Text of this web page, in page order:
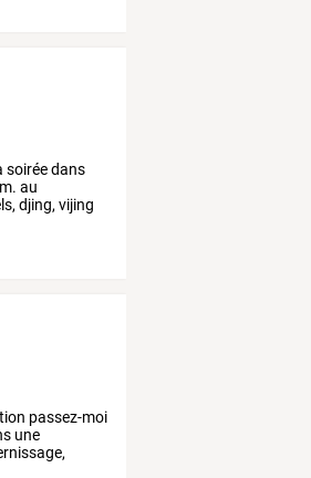
soiréedans
au
djing, vijing
passez-moi
une